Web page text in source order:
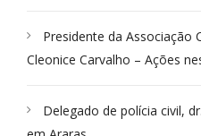
Presidente da Associação
Cleonice Carvalho – Ações
Delegado de polícia civil,